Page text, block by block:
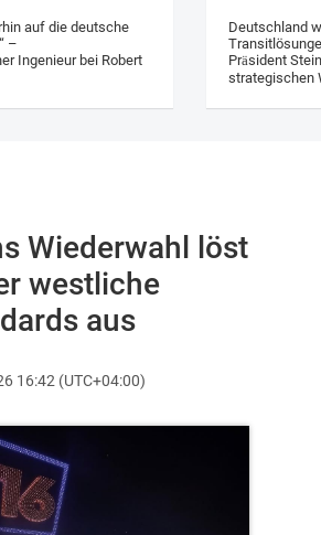
auf die deutsche
–
Ingenieur bei Robert
Deutschland
Präsident
strategischen
Wiederwahl löst
westliche
aus
16:42 (UTC+04:00)